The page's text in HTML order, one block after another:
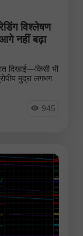
विश्लेषण
नहीं बढ़ा
दिखाई—किसी भी
मुद्रा लगभग
945